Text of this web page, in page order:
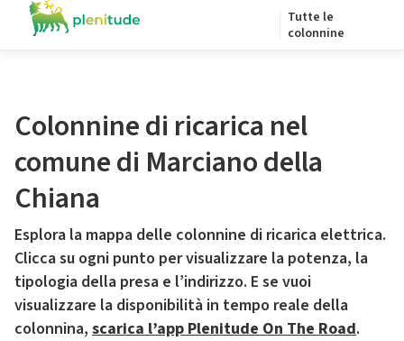
Tutte le
colonnine
Colonnine di ricarica nel
comune di Marciano della
Chiana
Esplora la mappa delle colonnine di ricarica elettrica.
Clicca su ogni punto per visualizzare la potenza, la
tipologia della presa e l’indirizzo. E se vuoi
visualizzare la disponibilità in tempo reale della
colonnina, scarica l’app Plenitude On The Road.